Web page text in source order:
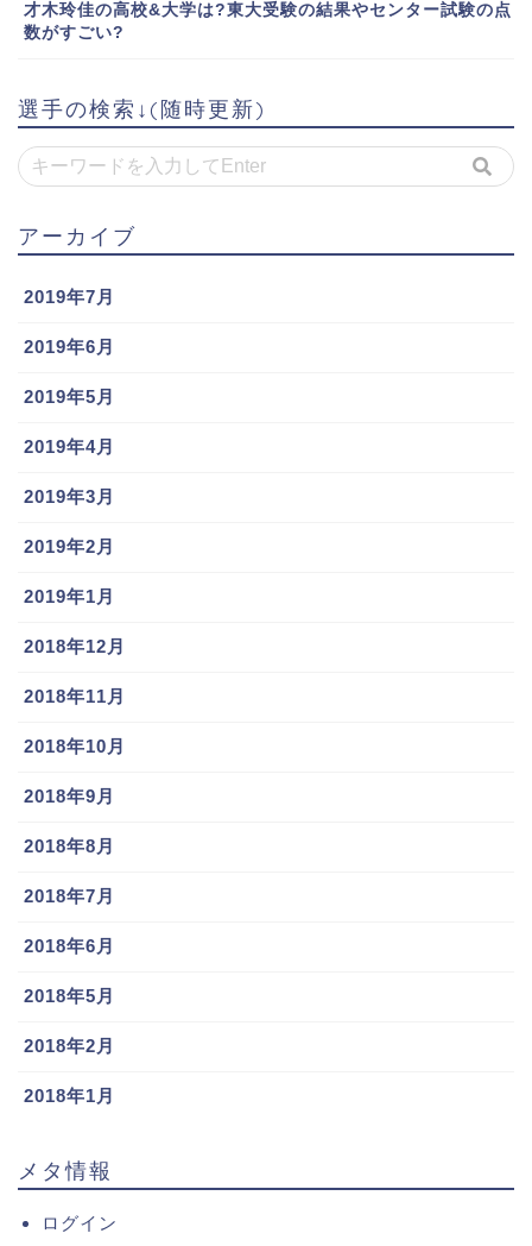
才木玲佳の高校&大学は?東大受験の結果やセンター試験の点
数がすごい?
選手の検索↓(随時更新)
アーカイブ
2019年7月
2019年6月
2019年5月
2019年4月
2019年3月
2019年2月
2019年1月
2018年12月
2018年11月
2018年10月
2018年9月
2018年8月
2018年7月
2018年6月
2018年5月
2018年2月
2018年1月
メタ情報
ログイン